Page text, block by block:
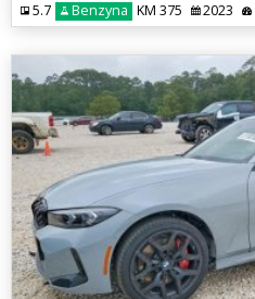
5.7 Benzyna KM 375 2023